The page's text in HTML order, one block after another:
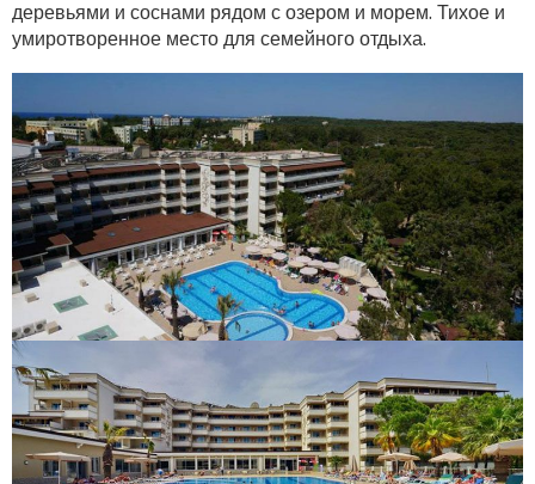
деревьями и соснами рядом с озером и морем. Тихое и
умиротворенное место для семейного отдыха.